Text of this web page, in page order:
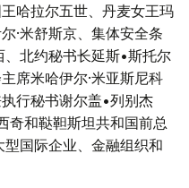
哈拉尔五世、丹麦女王玛
·米舒斯京、集体安全条
、北约秘书长延斯•斯托尔
席米哈伊尔·米亚斯尼科
行秘书谢尔盖•列别杰
奇和鞑靼斯坦共和国前总
型国际企业、金融组织和